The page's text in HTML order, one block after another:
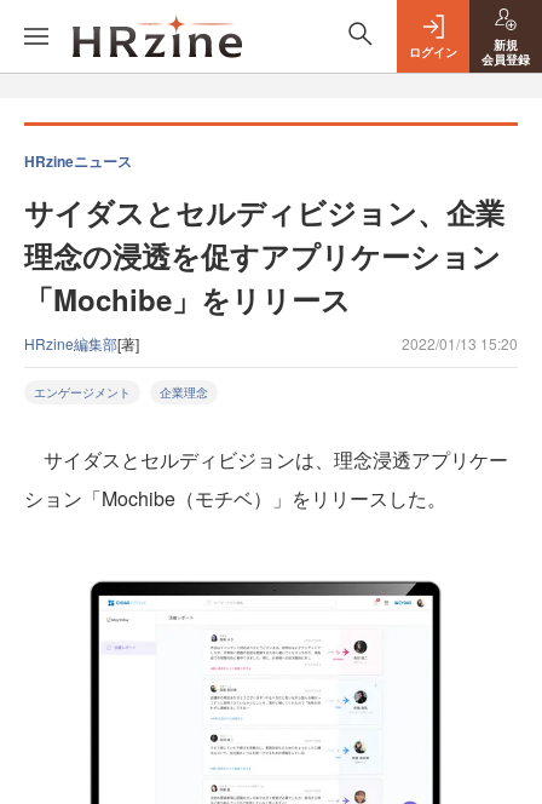
ログイン
新規
会員登録
HRzineニュース
サイダスとセルディビジョン、企業
理念の浸透を促すアプリケーション
「Mochibe」をリリース
HRzine編集部[著] 2022/01/13 15:20
エンゲージメント 企業理念
サイダスとセルディビジョンは、理念浸透アプリケー
ション「Mochibe（モチベ）」をリリースした。